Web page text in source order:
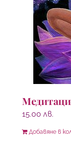
15.00 лв.
Добавяне в